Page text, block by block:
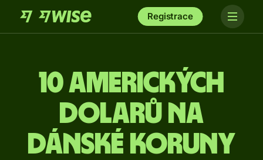
Registrace
10 amerických
dolarů na
dánské koruny